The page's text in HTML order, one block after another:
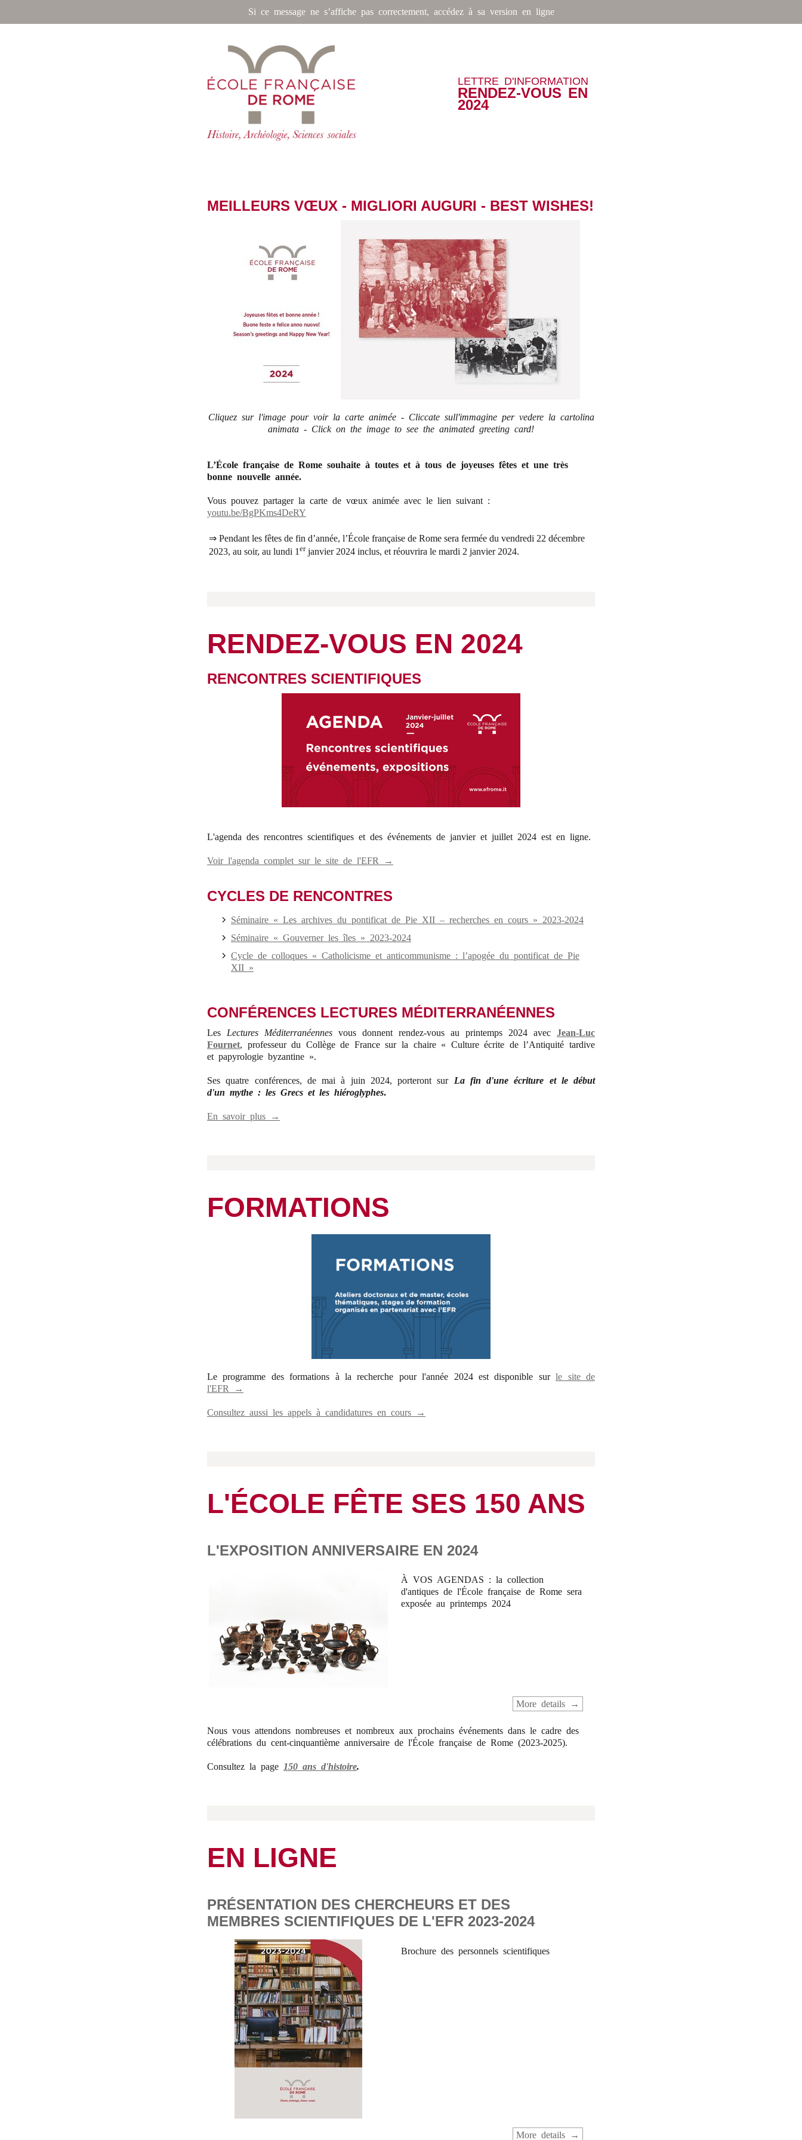
Si ce message ne s’affiche pas correctement, accédez à sa version en ligne
LETTRE D'INFORMATION
RENDEZ-VOUS EN
2024
MEILLEURS VŒUX - MIGLIORI AUGURI - BEST WISHES!
Cliquez sur l'image pour voir la carte animée - Cliccate sull'immagine per vedere la cartolina
animata - Click on the image to see the animated greeting card!
L’École française de Rome souhaite à toutes et à tous de joyeuses fêtes et une très
bonne nouvelle année.
Vous pouvez partager la carte de vœux animée avec le lien suivant :
youtu.be/BgPKms4DeRY
⇒ Pendant les fêtes de fin d’année, l’École française de Rome sera fermée du vendredi 22 décembre
2023, au soir, au lundi 1 erjanvier 2024 inclus, et réouvrira le mardi 2 janvier 2024.
RENDEZ-VOUS EN 2024
RENCONTRES SCIENTIFIQUES
L'agenda des rencontres scientifiques et des événements de janvier et juillet 2024 est en ligne.
Voir l'agenda complet sur le site de l'EFR →
CYCLES DE RENCONTRES
Séminaire « Les archives du pontificat de Pie XII – recherches en cours » 2023-2024
Séminaire « Gouverner les îles » 2023-2024
Cycle de colloques « Catholicisme et anticommunisme : l’apogée du pontificat de Pie
XII »
CONFÉRENCES LECTURES MÉDITERRANÉENNES
Les Lectures Méditerranéennes vous donnent rendez-vous au printemps 2024 avec Jean-Luc
Fournet, professeur du Collège de France sur la chaire « Culture écrite de l’Antiquité tardive
et papyrologie byzantine ».
Ses quatre conférences, de mai à juin 2024, porteront sur
La fin d'une écriture et le début
d'un mythe : les Grecs et les hiéroglyphes.
En savoir plus →
FORMATIONS
Le programme des formations à la recherche pour l'année 2024 est disponible surle site de
l'EFR →
Consultez aussi les appels à candidatures en cours →
L'ÉCOLE FÊTE SES 150 ANS
L'EXPOSITION ANNIVERSAIRE EN 2024
À VOS AGENDAS : la collection
d'antiques de l'École française de Rome sera
exposée au printemps 2024
More details
Nous vous attendons nombreuses et nombreux aux prochains événements dans le cadre des
célébrations du cent-cinquantième anniversaire de l'École française de Rome (2023-2025).
Consultez la page 150 ans d'histoire.
EN LIGNE
PRÉSENTATION DES CHERCHEURS ET DES
MEMBRES SCIENTIFIQUES DE L'EFR 2023-2024
Brochure des personnels scientifiques
More details